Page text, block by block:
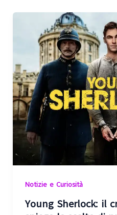
Notizie e Curiosità
Young Sherlock: il